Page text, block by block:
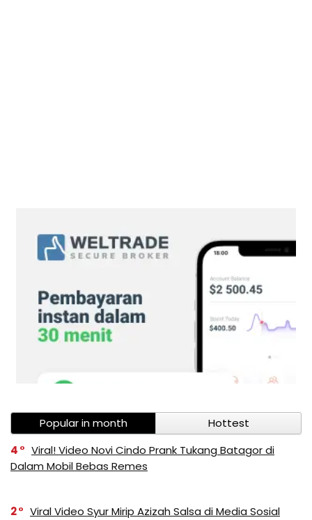
Popular in month
Hottest
4
Viral! Video Novi Cindo Prank Tukang Batagor di
Dalam Mobil Bebas Remes
2 Viral Video Syur Mirip Azizah Salsa di Media Sosial